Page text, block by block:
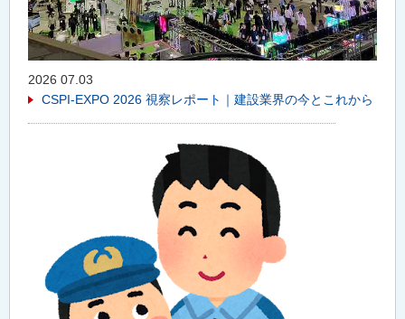
2026 07.03
CSPI-EXPO 2026 視察レポート｜建設業界の今とこれから